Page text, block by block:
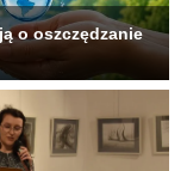
o oszczędzanie